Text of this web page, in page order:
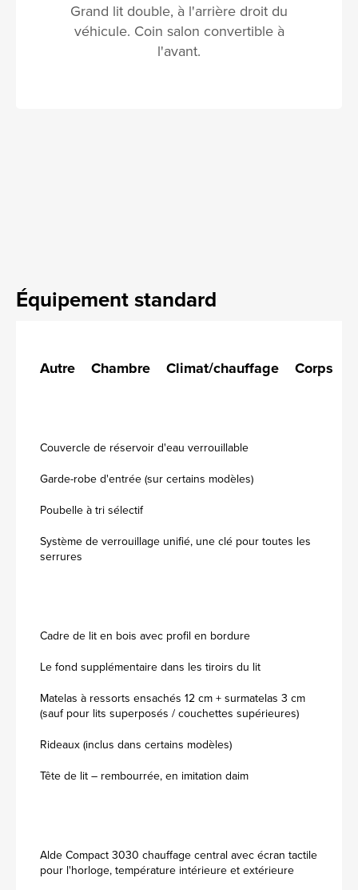
Grand lit double, à l'arrière droit du
véhicule. Coin salon convertible à
l'avant.
Équipement standard
Autre Chambre Climat/chauffage Corps
Couvercle de réservoir d'eau verrouillable
Garde-robe d'entrée (sur certains modèles)
Poubelle à tri sélectif
Système de verrouillage unifié, une clé pour toutes les
serrures
Cadre de lit en bois avec profil en bordure
Le fond supplémentaire dans les tiroirs du lit
Matelas à ressorts ensachés 12 cm + surmatelas 3 cm
(sauf pour lits superposés / couchettes supérieures)
Rideaux (inclus dans certains modèles)
Tête de lit – rembourrée, en imitation daim
Alde Compact 3030 chauffage central avec écran tactile
pour l'horloge, température intérieure et extérieure